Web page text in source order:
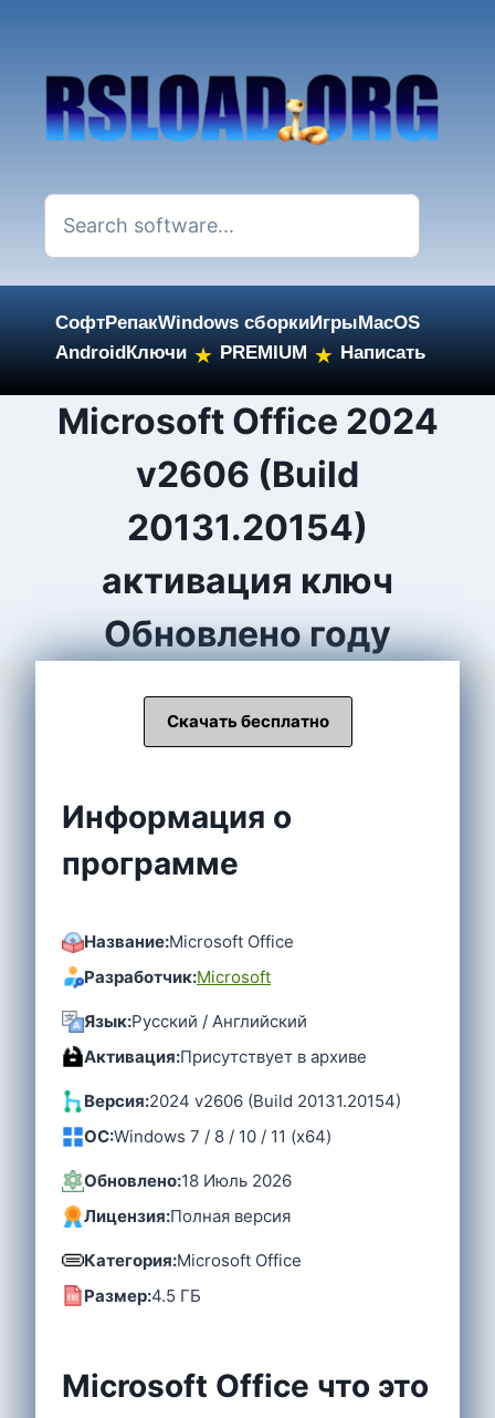
СофтРепакWindows сборкиИгрыMacOS
AndroidКлючи ★ PREMIUM ★ Написать
Microsoft Office 2024
v2606 (Build
20131.20154)
активация ключ
Обновлено году
Скачать бесплатно
Информация о
программе
Название:Microsoft Office
Разработчик:Microsoft
Язык:Русский / Английский
Активация:Присутствует в архиве
Версия:2024 v2606 (Build 20131.20154)
OC:Windows 7 / 8 / 10 / 11 (x64)
Обновлено:18 Июль 2026
Лицензия:Полная версия
Категория:Microsoft Office
Размер:4.5 ГБ
Microsoft Office что это